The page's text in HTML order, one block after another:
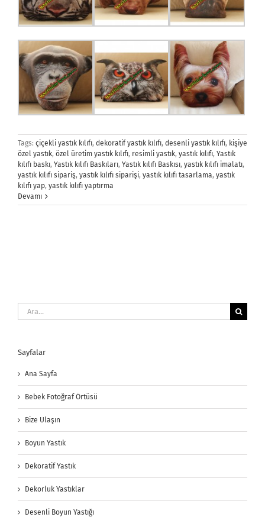
Tags: çiçekli yastık kılıfı, dekoratif yastık kılıfı, desenli yastık kılıfı, kişiye
özel yastık, özel üretim yastık kılıfı, resimli yastık, yastık kılıfı, Yastık
kılıfı baskı, Yastık kılıfı Baskıları, Yastık kılıfı Baskısı, yastık kılıfı imalatı,
yastık kılıfı sipariş, yastık kılıfı siparişi, yastık kılıfı tasarlama, yastık
kılıfı yap, yastık kılıfı yaptırma
Devamı
Ara:
Sayfalar
Ana Sayfa
Bebek Fotoğraf Örtüsü
Bize Ulaşın
Boyun Yastık
Dekoratif Yastık
Dekorluk Yastıklar
Desenli Boyun Yastığı